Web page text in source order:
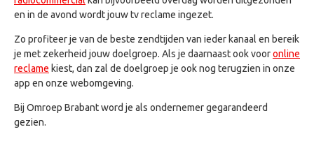
en in de avond wordt jouw tv reclame ingezet.
Zo profiteer je van de beste zendtijden van ieder kanaal en bereik
je met zekerheid jouw doelgroep. Als je daarnaast ook vooronline
reclame kiest, dan zal de doelgroep je ook nog terugzien in onze
app en onze webomgeving.
Bij Omroep Brabant word je als ondernemer gegarandeerd
gezien.